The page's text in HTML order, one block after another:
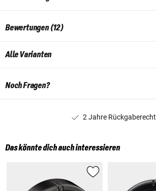
Bewertungen (12)
Alle Varianten
Noch Fragen?
2 Jahre Rückgaberecht
Das könnte dich auch interessieren